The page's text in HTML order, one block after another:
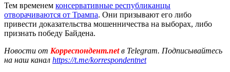
Тем временем консервативные республиканцы
отворачиваются от Трампа. Они призывают его либо
привести доказательства мошенничества на выборах, либо
признать победу Байдена.
Новости от Корреспондент.netв Telegram. Подписывайтесь
на наш канал https://t.me/korrespondentnet